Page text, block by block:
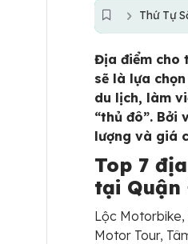
Thứ Tự
Địa điểm cho
sẽ là lựa
du lịch, làm
“thủ đô”. Bởi
lượng và giá
Top 7
tại
Lộc
Motor Tour,